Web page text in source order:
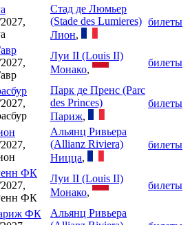
Стад де Люмьер
(Stade des Lumieres)
Лион,
билеты
Луи II (Louis II)
Монако,
билеты
Парк де Пренс (Parc
des Princes)
Париж,
билеты
Альянц Ривьера
(Allianz Riviera)
Ницца,
билеты
ФК
ФК
Луи II (Louis II)
Монако,
билеты
ФК
Альянц Ривьера